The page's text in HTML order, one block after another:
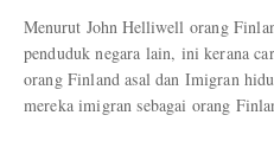
Menurut John Helliwell orang
penduduk negara lain, ini kerana
orang Finland asal dan Imigran
mereka imigran sebagai orang